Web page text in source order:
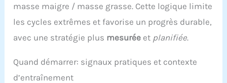
masse maigre / masse grasse. Cette logique limite
les cycles extrêmes et favorise un progrès durable,
avec une stratégie plus mesurée et planifiée.
Quand démarrer: signaux pratiques et contexte
d’entraînement